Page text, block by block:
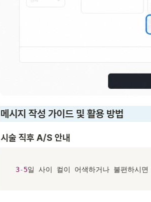
메시지 작성 가이드 및 활용 방법
시술 직후 A/S 안내
3-5일 사이 컬이 어색하거나 불편하시면